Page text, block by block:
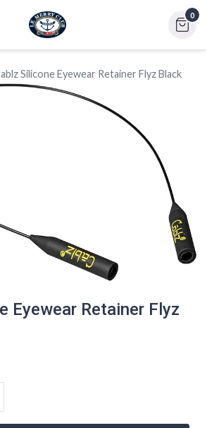
0
Silicone Eyewear Retainer Flyz Black
Eyewear Retainer Flyz